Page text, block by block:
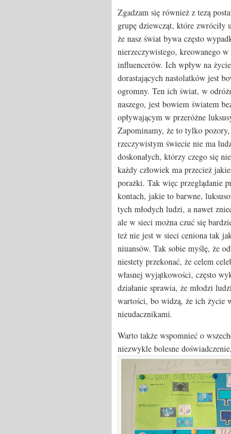
Zgadzam się również z tezą
grupę dziewcząt, które zwróciły
że nasz świat bywa często
nierzeczywistego, kreowanego w
influencerów. Ich wpływ na życie
dorastających nastolatków jest
ogromny. Ten ich świat, w
naszego, jest bowiem światem
opływającym w przeróżne
Zapominamy, że to tylko
rzeczywistym świecie nie ma
doskonałych, którzy czego się
każdy człowiek ma przecież
porażki. Tak więc przeglądanie
kontach, jakie to barwne,
tych młodych ludzi, a nawet
ale w sieci można czuć się
też nie jest w sieci ceniona tak
niuansów. Tak sobie myślę, że
niestety przekonać, że celem
własnej wyjątkowości, często
działanie sprawia, że młodzi
wartości, bo widzą, że ich życie
nieudacznikami.
Warto także wspomnieć o
niezwykle bolesne